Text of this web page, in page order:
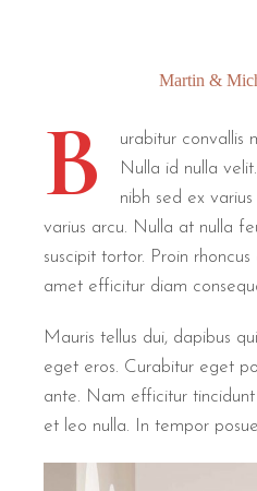
Martin &
B
urabitur convallis
Nulla id nulla
nibh sed ex
varius arcu. Nulla at nulla
suscipit tortor. Proin
amet efficitur diam
Mauris tellus dui, dapibus
eget eros. Curabitur eget
ante. Nam efficitur
et leo nulla. In tempor